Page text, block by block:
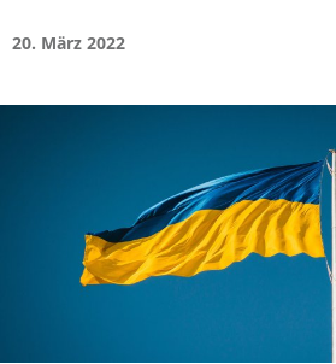
20. März 2022